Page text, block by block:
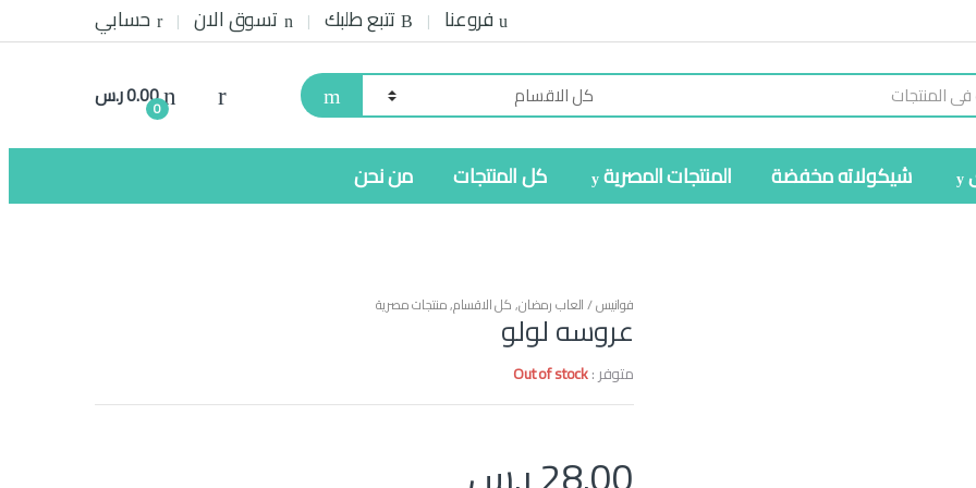
فروعنا تتبع طلبك تسوق الان حسابي
0
0.00ر.س
شيكولاته مخفضة المنتجات المصرية كل المنتجات من نحن
فوانيس / العاب رمضان,كل الاقسام,منتجات مصرية
عروسه لولو
متوفر :Out of stock